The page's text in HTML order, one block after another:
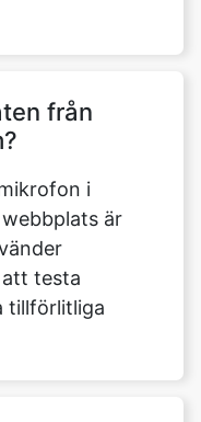
från
i
är
testa
tillförlitliga